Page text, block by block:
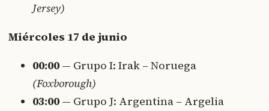
Jersey)
Miércoles 17 de junio
00:00 — Grupo I: Irak – Noruega
(Foxborough)
03:00 — Grupo J: Argentina – Argelia